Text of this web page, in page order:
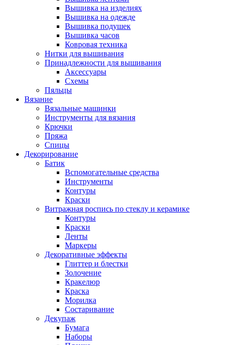
Вышивка на изделиях
Вышивка на одежде
Вышивка подушек
Вышивка часов
Ковровая техника
Нитки для вышивания
Принадлежности для вышивания
Аксессуары
Схемы
Пяльцы
Вязание
Вязальные машинки
Инструменты для вязания
Крючки
Пряжа
Спицы
Декорирование
Батик
Вспомогательные средства
Инструменты
Контуры
Краски
Витражная роспись по стеклу и керамике
Контуры
Краски
Ленты
Маркеры
Декоративные эффекты
Глиттер и блестки
Золочение
Кракелюр
Краска
Морилка
Состаривание
Декупаж
Бумага
Наборы